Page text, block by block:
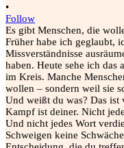
•
Follow
Es gibt Menschen, die
Früher habe ich geglaubt,
Missverständnisse
haben. Heute sehe ich das
im Kreis. Manche
wollen – sondern weil sie
Und weißt du was? Das
Kampf ist deiner. Nicht
Und nicht jedes Wort
Schweigen keine